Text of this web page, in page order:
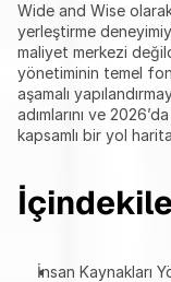
Wide and Wise
yerleştirme
maliyet merkezi
yönetiminin temel
aşamalı
adımlarını ve
kapsamlı bir yol
İnsan Kaynakları